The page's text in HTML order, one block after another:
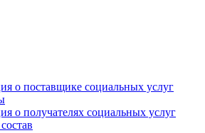
о поставщике социальных услуг
о получателях социальных услуг